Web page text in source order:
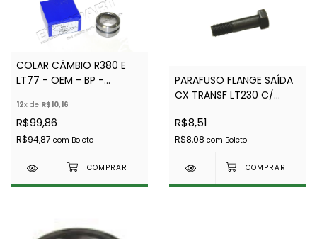
COLAR CÂMBIO R380 E
LT77 - OEM - BP -
12x de R$10,16
R$99,86
R$94,87 com Boleto
PARAFUSO FLANGE SAÍDA
CX TRANSF LT230 C/
FRC3602/LR045926
R$8,51
R$8,08 com Boleto